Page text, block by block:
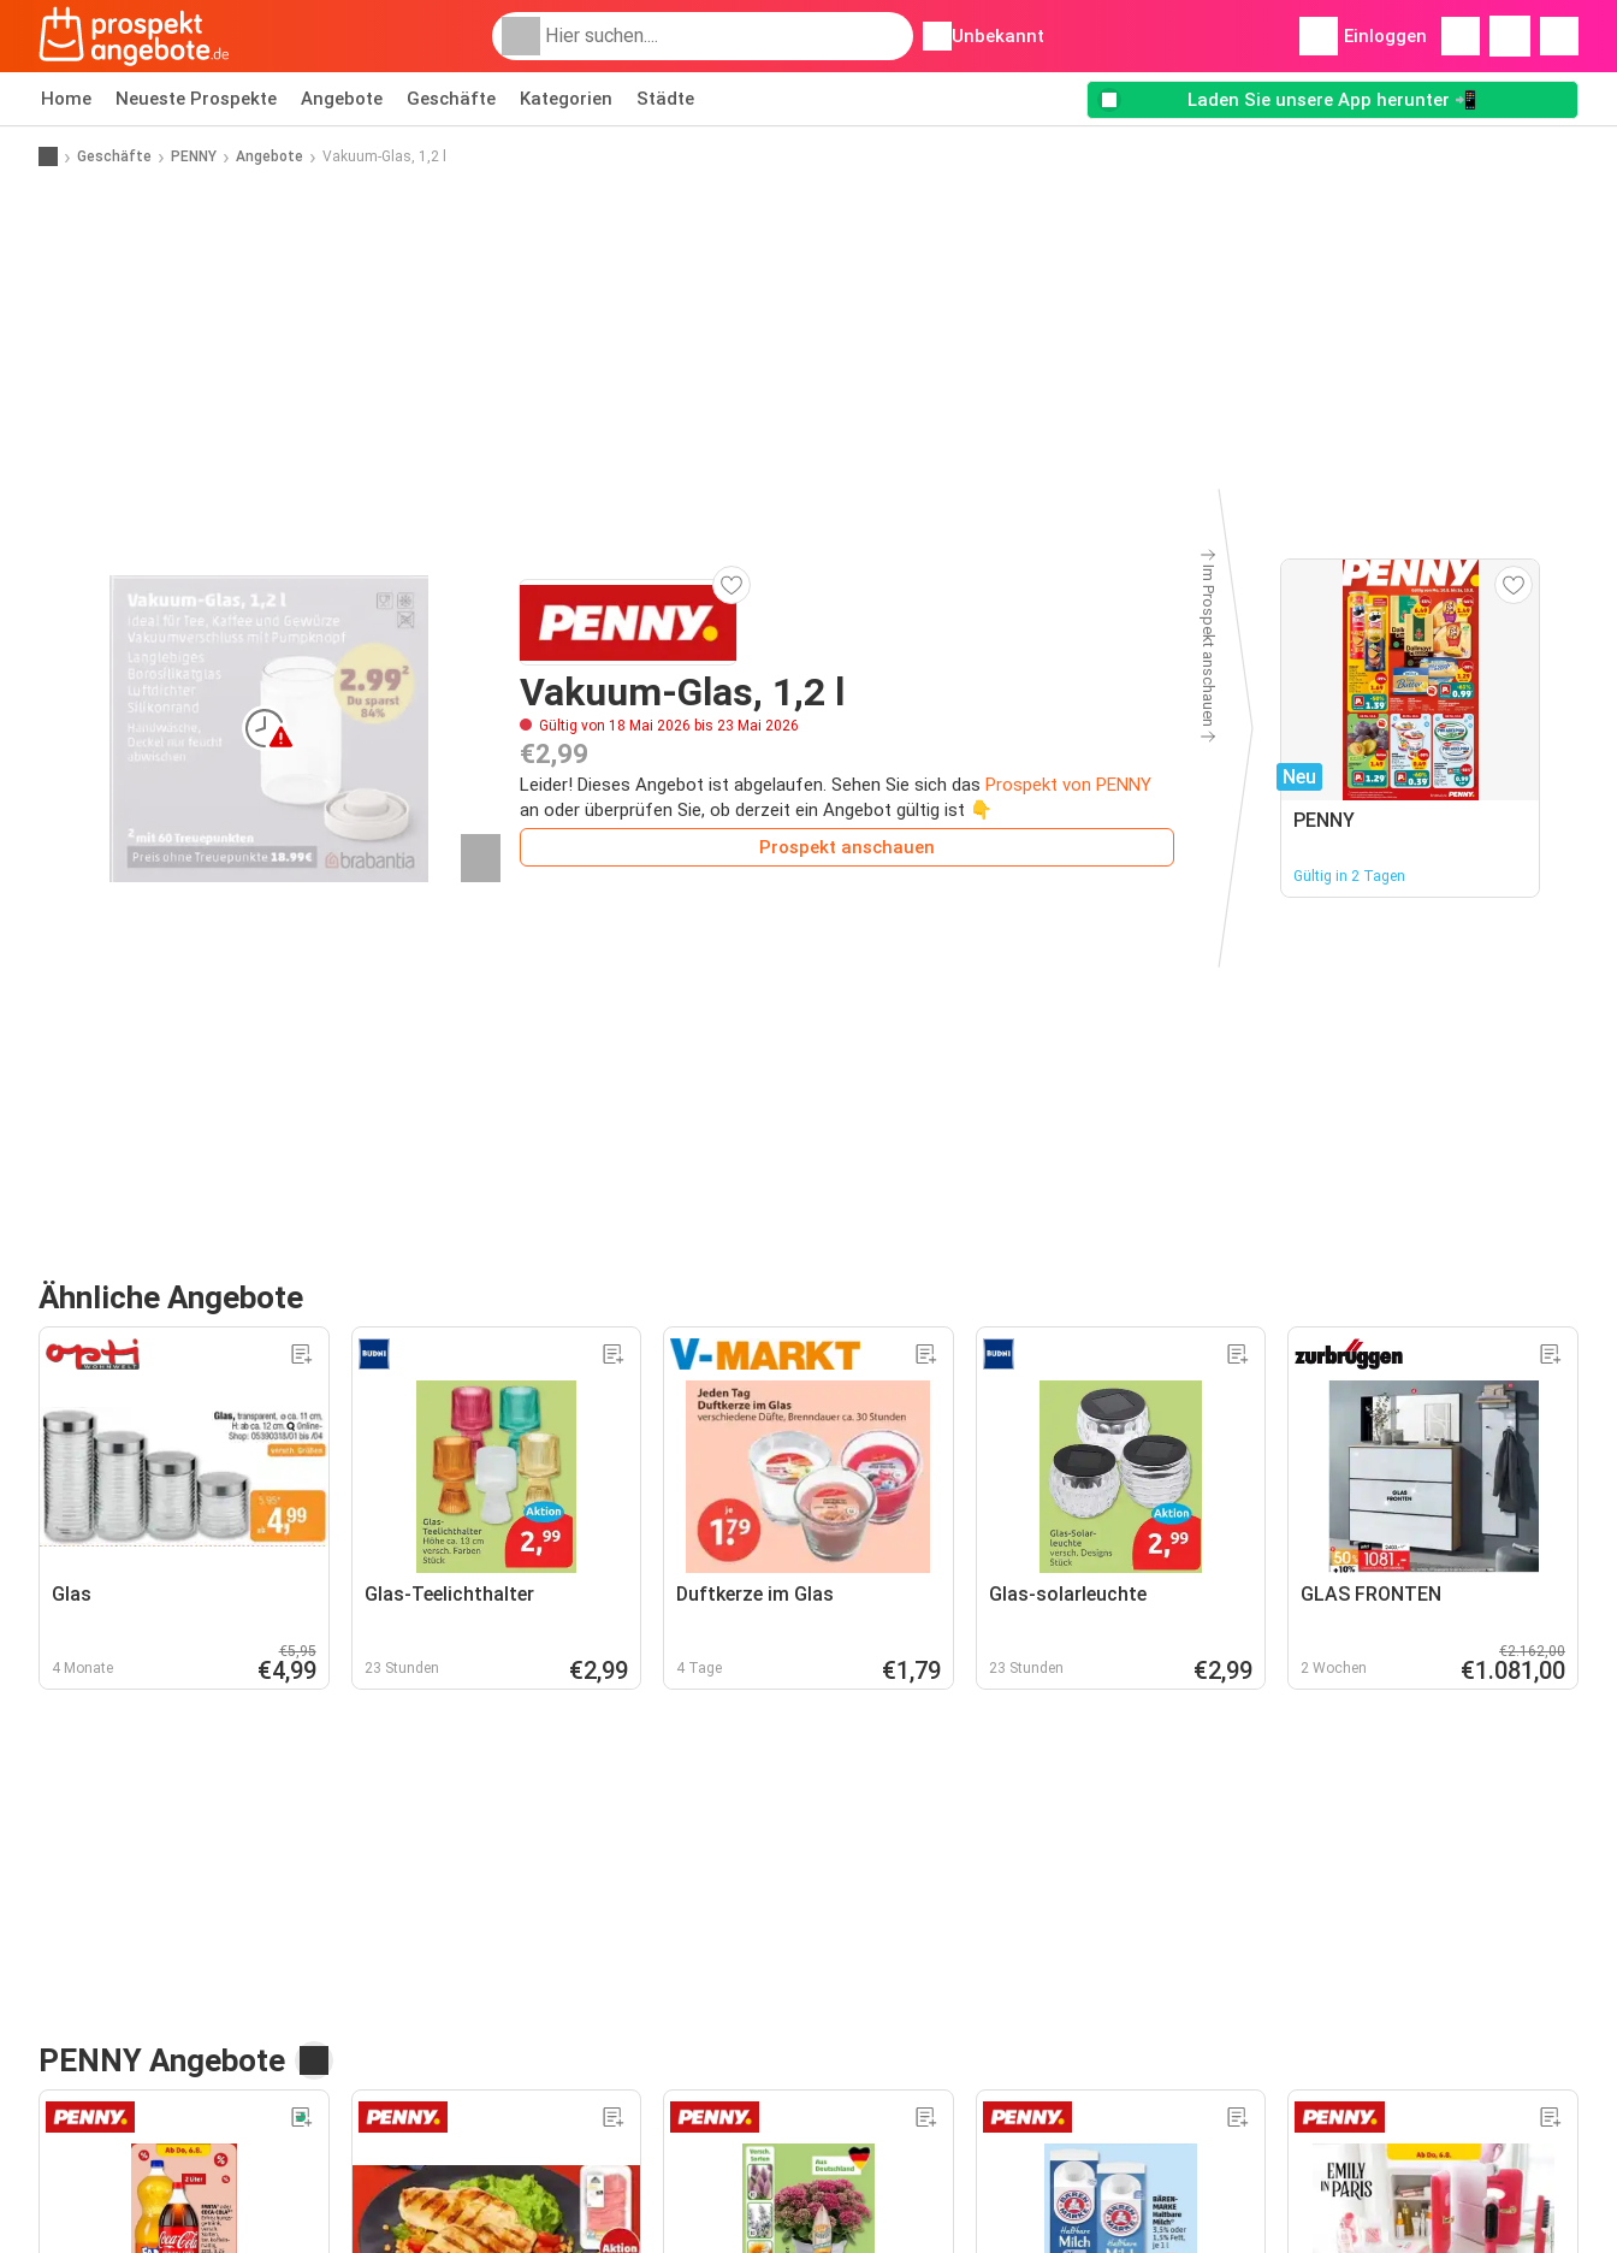
Unbekannt Einloggen
Home Neueste Prospekte Angebote Geschäfte Kategorien Städte Laden Sie unsere App herunter 📲
Geschäfte PENNY Angebote Vakuum-Glas, 1,2 l
Vakuum-Glas, 1,2 l
Gültig von 18 Mai 2026 bis 23 Mai 2026
€2,99
Leider! Dieses Angebot ist abgelaufen. Sehen Sie sich das Prospekt von PENNY
an oder überprüfen Sie, ob derzeit ein Angebot gültig ist 👇
Prospekt anschauen
Im Prospekt anschauen
Neu
PENNY
Gültig in 2 Tagen
Ähnliche Angebote
Glas
4 Monate
€5,95
€4,99
Glas-Teelichthalter
23 Stunden €2,99
Duftkerze im Glas
4 Tage €1,79
Glas-solarleuchte
23 Stunden €2,99
GLAS FRONTEN
2 Wochen
€2.162,00
€1.081,00
PENNY Angebote